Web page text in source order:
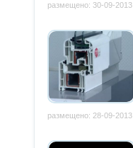
размещено: 30-09-2013
размещено: 28-09-2013